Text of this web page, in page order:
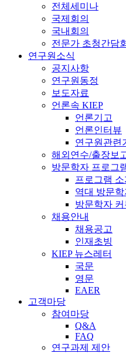
전체세미나
국제회의
국내회의
전문가 초청간담회
연구원소식
공지사항
연구원동정
보도자료
언론속 KIEP
언론기고
언론인터뷰
연구원관련
해외연수/출장보
방문학자 프로그
프로그램 소
역대 방문
방문학자 커
채용안내
채용공고
인재초빙
KIEP 뉴스레터
국문
영문
EAER
고객마당
참여마당
Q&A
FAQ
연구과제 제안